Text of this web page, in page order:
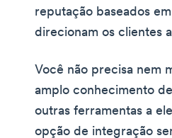
reputação baseados
direcionam os clientes
Você não precisa nem
amplo conhecimento
outras ferramentas a
opção de integração